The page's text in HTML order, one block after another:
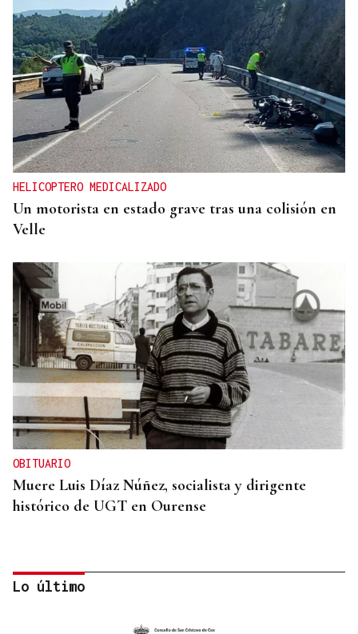
HELICOPTERO MEDICALIZADO
Un motorista en estado grave tras una colisión en
Velle
OBITUARIO
Muere Luis Díaz Núñez, socialista y dirigente
histórico de UGT en Ourense
Lo último